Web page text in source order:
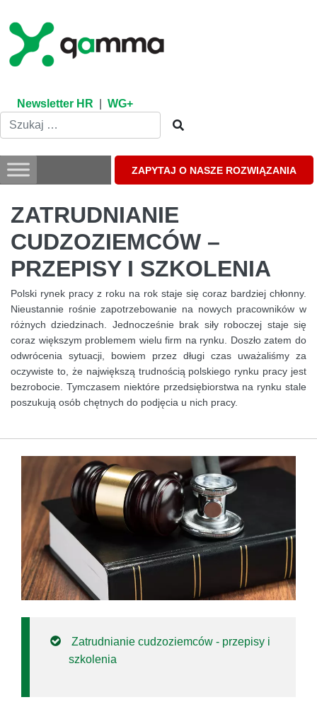
content
Newsletter HR WG+
ZAPYTAJ O NASZE ROZWIĄZANIA
ZATRUDNIANIE
CUDZOZIEMCÓW –
PRZEPISY I SZKOLENIA
Polski rynek pracy z roku na rok staje się coraz bardziej chłonny.
Nieustannie rośnie zapotrzebowanie na nowych pracowników w
różnych dziedzinach. Jednocześnie brak siły roboczej staje się
coraz większym problemem wielu firm na rynku. Doszło zatem do
odwrócenia sytuacji, bowiem przez długi czas uważaliśmy za
oczywiste to, że największą trudnością polskiego rynku pracy jest
bezrobocie. Tymczasem niektóre przedsiębiorstwa na rynku stale
poszukują osób chętnych do podjęcia u nich pracy.
Zatrudnianie cudzoziemców - przepisy i
szkolenia